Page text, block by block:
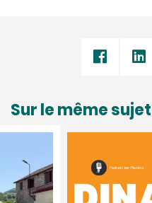
Sur le même sujet